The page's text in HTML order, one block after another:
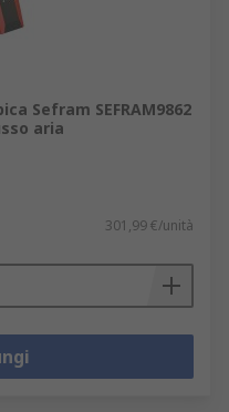
Sefram SEFRAM9862
aria
301,99 €/unità